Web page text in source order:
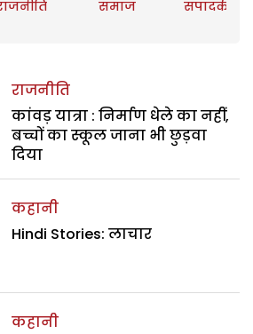
समाज संपादकीय
राजनीति
कांवड़ यात्रा : निर्माण धेले का नहीं,
बच्चों का स्कूल जाना भी छुड़वा
दिया
कहानी
Hindi Stories: लाचार
कहानी